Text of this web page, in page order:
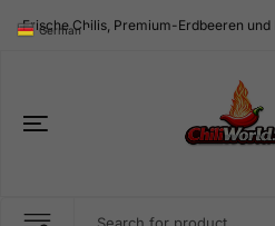
Frische Chilis, Premium-Erdbeeren
German ▼